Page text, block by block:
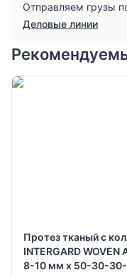
Отправляем грузы
Деловые линии
Протез тканый с
INTERGARD
8-10 мм х 50-30-